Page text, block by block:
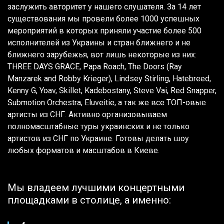
заслужить авторитет у нашего слушателя. За 14 лет
существования мы провели более 1000 успешных
мероприятий в которых приняли участие более 500
исполнителей из Украины и стран ближнего и не
ближнего зарубежья, вот лишь некоторые из них:
THREE DAYS GRACE, Papa Roach, The Doors (Ray
Manzarek and Robby Krieger), Lindsey Stirling, Hatebreed,
Kenny G, Yoav, Skillet, Kadebostany, Steve Vai, Red Snapper,
Submotion Orchestra, Eluveitie, а так же все ТОП-овые
артисты из СНГ. Активно организовываем
полномасштабные туры украинских и не только
артистов из СНГ по Украине. Готовы делать шоу
любых форматов и масштабов в Киеве.
Мы владеем лучшими концертными
площадками в столице, а именно: